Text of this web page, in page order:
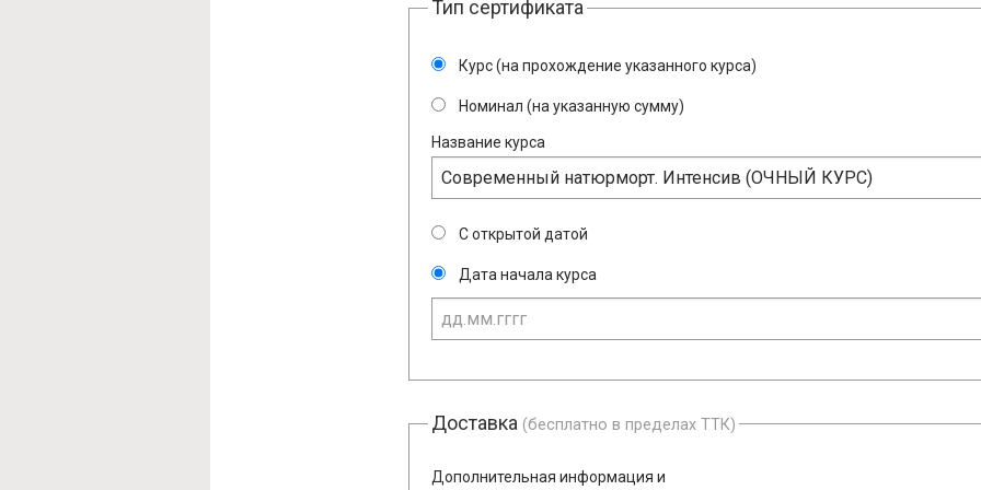
Тип сертификата
Курс (на прохождение указанного курса)
Номинал (на указанную сумму)
Название курса
С открытой датой
Дата начала курса
Доставка (бесплатно в пределах ТТК)
Дополнительная информация и